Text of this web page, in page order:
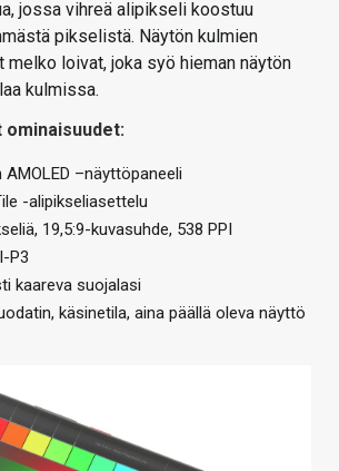
jossa vihreä alipikseli koostuu
pikselistä. Näytön kulmien
loivat, joka syö hieman näytön
kulmissa.
–näyttöpaneeli
-alipikseliasettelu
19,5:9-kuvasuhde, 538 PPI
P3
kaareva suojalasi
käsinetila, aina päällä oleva näyttö